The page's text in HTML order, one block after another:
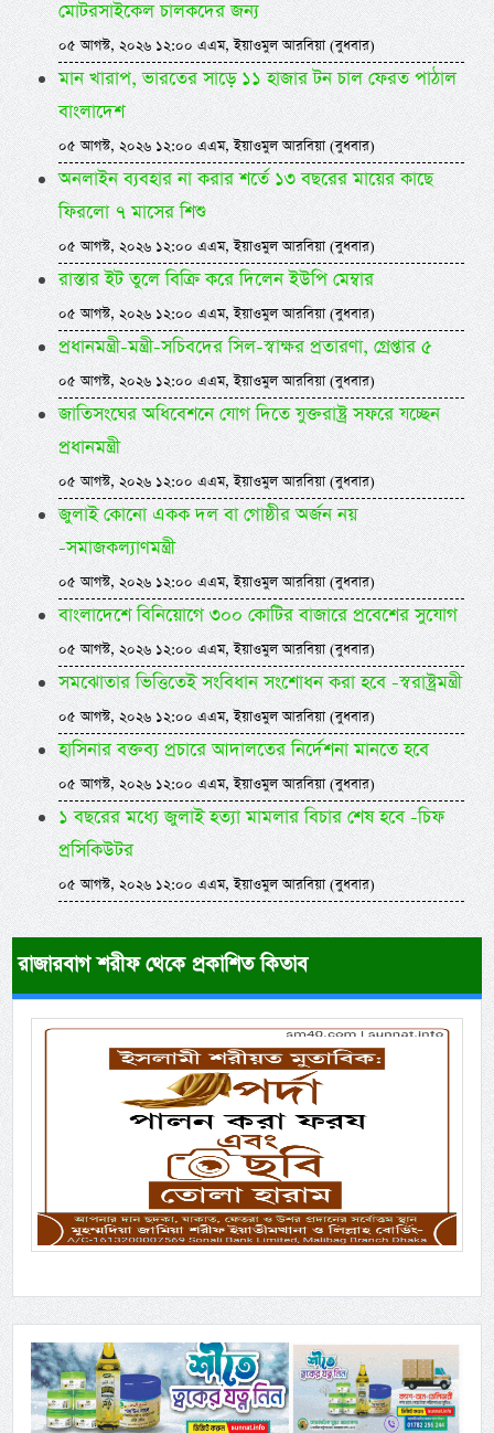
মোটরসাইকেল চালকদের জন্য
০৫ আগস্ট, ২০২৬ ১২:০০ এএম, ইয়াওমুল আরবিয়া (বুধবার)
মান খারাপ, ভারতের সাড়ে ১১ হাজার টন চাল ফেরত পাঠাল
বাংলাদেশ
০৫ আগস্ট, ২০২৬ ১২:০০ এএম, ইয়াওমুল আরবিয়া (বুধবার)
অনলাইন ব্যবহার না করার শর্তে ১৩ বছরের মায়ের কাছে
ফিরলো ৭ মাসের শিশু
০৫ আগস্ট, ২০২৬ ১২:০০ এএম, ইয়াওমুল আরবিয়া (বুধবার)
রাস্তার ইট তুলে বিক্রি করে দিলেন ইউপি মেম্বার
০৫ আগস্ট, ২০২৬ ১২:০০ এএম, ইয়াওমুল আরবিয়া (বুধবার)
প্রধানমন্ত্রী-মন্ত্রী-সচিবদের সিল-স্বাক্ষর প্রতারণা, গ্রেপ্তার ৫
০৫ আগস্ট, ২০২৬ ১২:০০ এএম, ইয়াওমুল আরবিয়া (বুধবার)
জাতিসংঘের অধিবেশনে যোগ দিতে যুক্তরাষ্ট্র সফরে যচ্ছেন
প্রধানমন্ত্রী
০৫ আগস্ট, ২০২৬ ১২:০০ এএম, ইয়াওমুল আরবিয়া (বুধবার)
জুলাই কোনো একক দল বা গোষ্ঠীর অর্জন নয়
-সমাজকল্যাণমন্ত্রী
০৫ আগস্ট, ২০২৬ ১২:০০ এএম, ইয়াওমুল আরবিয়া (বুধবার)
বাংলাদেশে বিনিয়োগে ৩০০ কোটির বাজারে প্রবেশের সুযোগ
০৫ আগস্ট, ২০২৬ ১২:০০ এএম, ইয়াওমুল আরবিয়া (বুধবার)
সমঝোতার ভিত্তিতেই সংবিধান সংশোধন করা হবে -স্বরাষ্ট্রমন্ত্রী
০৫ আগস্ট, ২০২৬ ১২:০০ এএম, ইয়াওমুল আরবিয়া (বুধবার)
হাসিনার বক্তব্য প্রচারে আদালতের নির্দেশনা মানতে হবে
০৫ আগস্ট, ২০২৬ ১২:০০ এএম, ইয়াওমুল আরবিয়া (বুধবার)
১ বছরের মধ্যে জুলাই হত্যা মামলার বিচার শেষ হবে -চিফ
প্রসিকিউটর
০৫ আগস্ট, ২০২৬ ১২:০০ এএম, ইয়াওমুল আরবিয়া (বুধবার)
রাজারবাগ শরীফ থেকে প্রকাশিত কিতাব